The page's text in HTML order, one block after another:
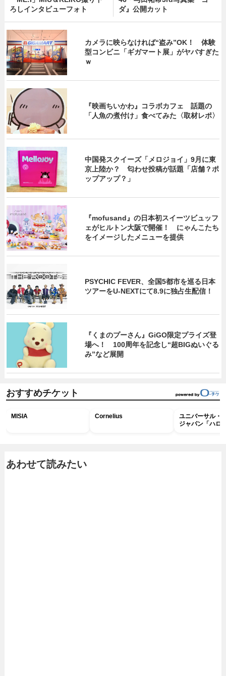
ろしインタビューフォト
ダ』公開カット
カメラに映らなければ“盗み”OK！ 体験
型コンビニ「ギガマート展」がヤバすぎた
ｗ
『映画ちいかわ』コラボカフェ 話題の
「人魚の煮付け」食べてみた〈取材レポ〉
中国発スクイーズ「メロジョイ」9月に東
京上陸か？ 匂わせ投稿が話題「店舗？ポ
ップアップ？」
『mofusand』の日本初スイーツビュッフ
ェがヒルトン大阪で開催！ にゃんこたち
をイメージしたメニューを提供
PSYCHIC FEVER、全国5都市を巡る日本
ツアーをU‐NEXTにて8.9に独占生配信！
『くまのプーさん』GiGO限定プライズ登
場へ！ 100周年を記念し“超BIGぬいぐる
み”など展開
おすすめチケット
MISIA Cornelius
ユニバーサル・
ジャパン「ハロ
あわせて読みたい